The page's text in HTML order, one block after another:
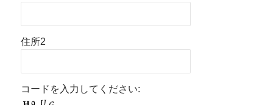
住所2
コードを入力してください: